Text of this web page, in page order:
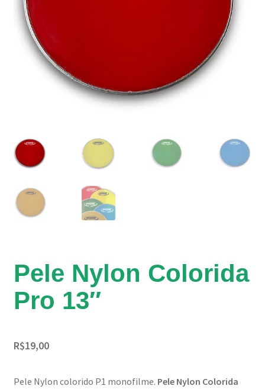
Pele Nylon Colorida
Pro 13″
R$19,00
Pele Nylon colorido P1 monofilme. Pele Nylon Colorida